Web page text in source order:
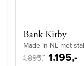
Bank Kirby
Made in NL met
1.895,- 1.195,-